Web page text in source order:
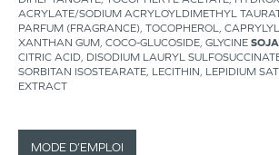
ACRYLATE/SODIUM ACRYLOYLDIMETHYL
PARFUM (FRAGRANCE), TOCOPHEROL,
XANTHAN GUM, COCO-GLUCOSIDE, GLYCINE SOJA
CITRIC ACID, DISODIUM LAURYL
SORBITAN ISOSTEARATE, LECITHIN, LEPIDIUM
EXTRACT
MODE D’EMPLOI